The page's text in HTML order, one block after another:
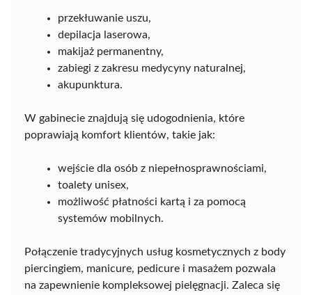
przekłuwanie uszu,
depilacja laserowa,
makijaż permanentny,
zabiegi z zakresu medycyny naturalnej,
akupunktura.
W gabinecie znajdują się udogodnienia, które
poprawiają komfort klientów, takie jak:
wejście dla osób z niepełnosprawnościami,
toalety unisex,
możliwość płatności kartą i za pomocą
systemów mobilnych.
Połączenie tradycyjnych usług kosmetycznych z body
piercingiem, manicure, pedicure i masażem pozwala
na zapewnienie kompleksowej pielęgnacji. Zaleca się